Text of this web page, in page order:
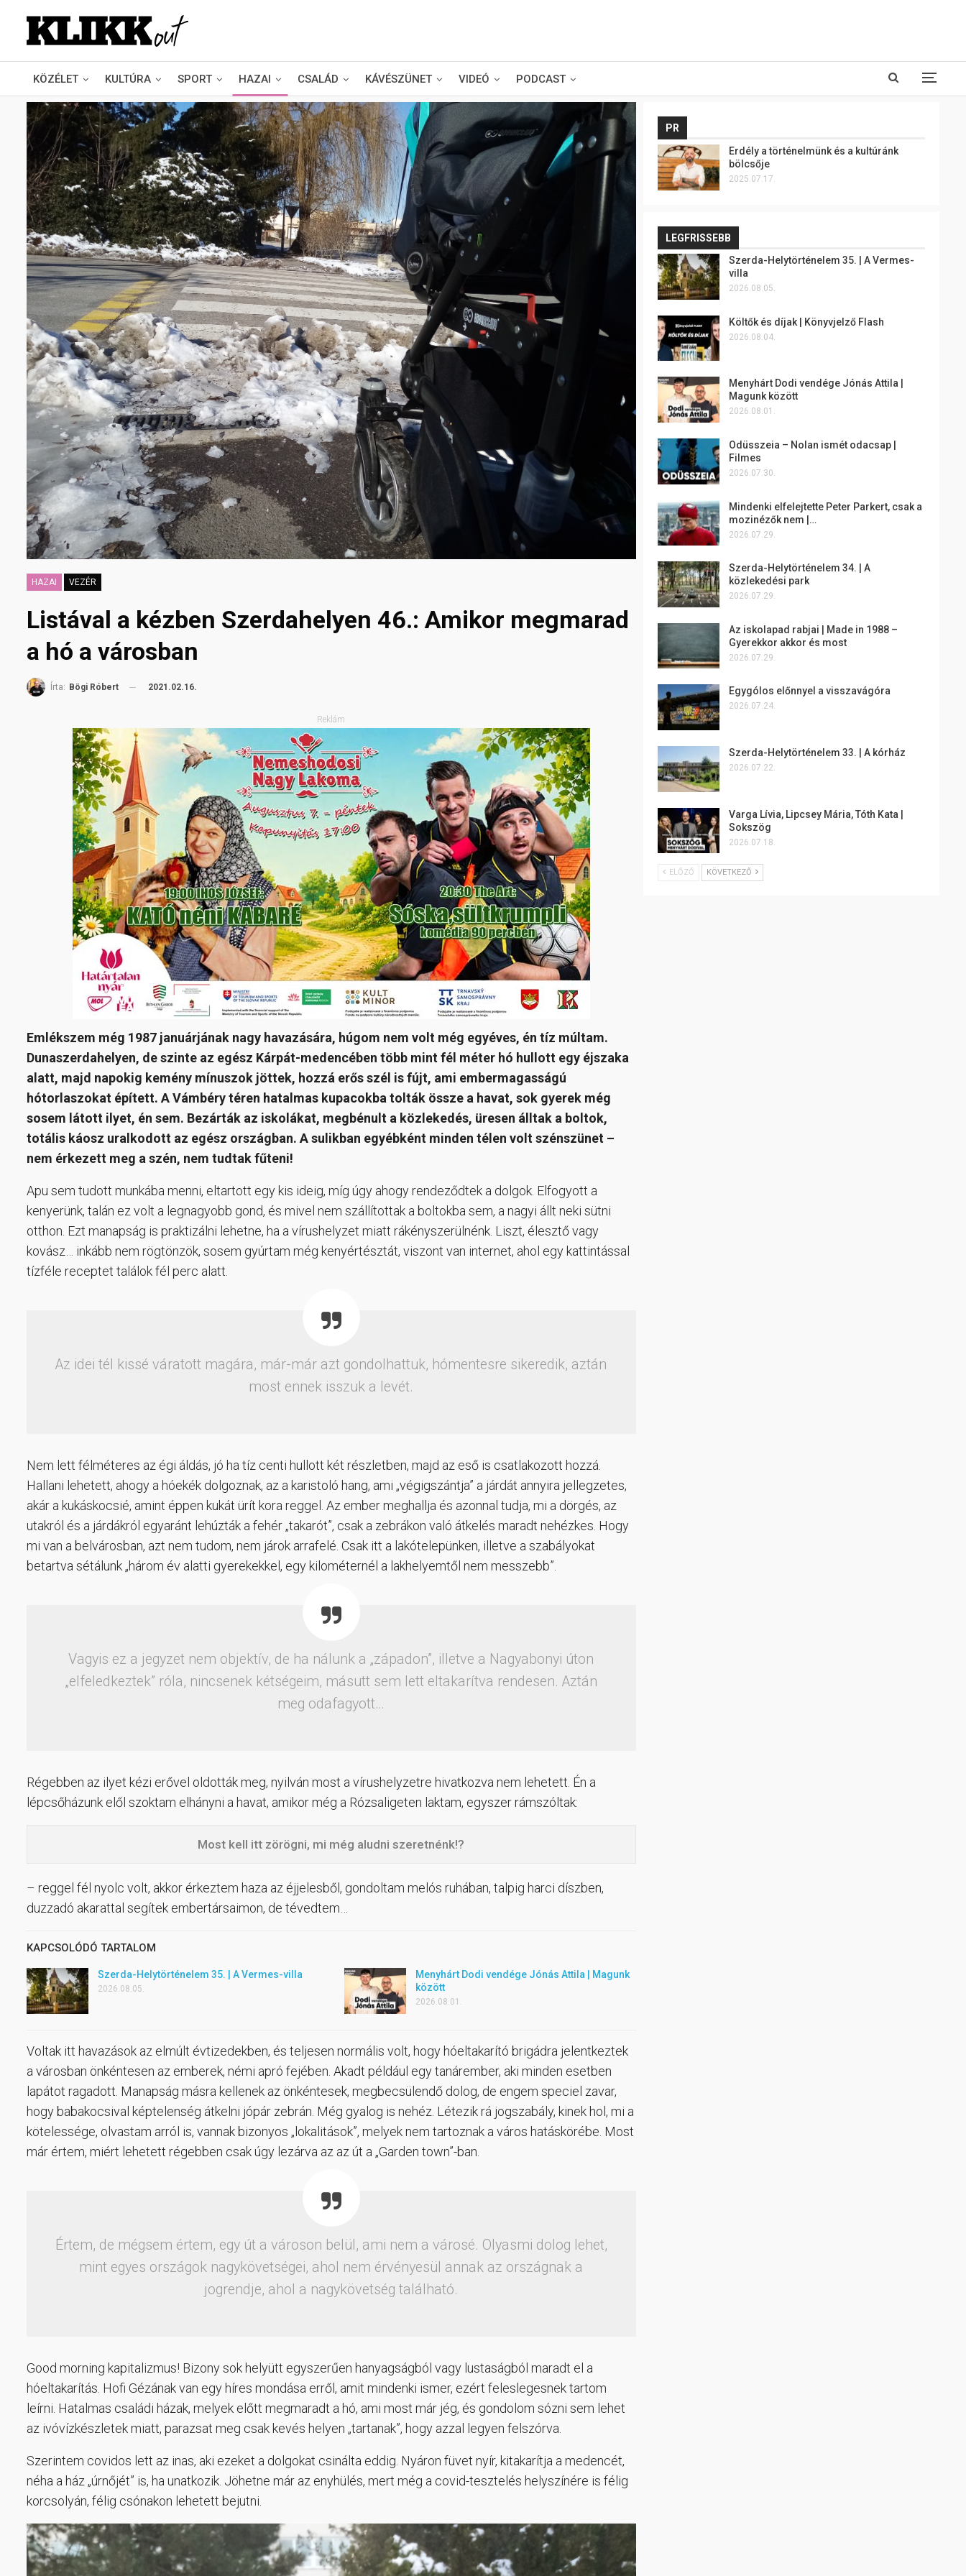
KÖZÉLET KULTÚRA SPORT HAZAI CSALÁD KÁVÉSZÜNET VIDEÓ PODCAST
HAZAI VEZÉR
Listával a kézben Szerdahelyen 46.: Amikor megmarad
a hó a városban
Írta: Bögi Róbert 2021.02.16.
Reklám
Emlékszem még 1987 januárjának nagy havazására, húgom nem volt még egyéves, én tíz múltam.
Dunaszerdahelyen, de szinte az egész Kárpát-medencében több mint fél méter hó hullott egy éjszaka
alatt, majd napokig kemény mínuszok jöttek, hozzá erős szél is fújt, ami embermagasságú
hótorlaszokat épített. A Vámbéry téren hatalmas kupacokba tolták össze a havat, sok gyerek még
sosem látott ilyet, én sem. Bezárták az iskolákat, megbénult a közlekedés, üresen álltak a boltok,
totális káosz uralkodott az egész országban. A sulikban egyébként minden télen volt szénszünet –
nem érkezett meg a szén, nem tudtak fűteni!
Apu sem tudott munkába menni, eltartott egy kis ideig, míg úgy ahogy rendeződtek a dolgok. Elfogyott a
kenyerünk, talán ez volt a legnagyobb gond, és mivel nem szállítottak a boltokba sem, a nagyi állt neki sütni
otthon. Ezt manapság is praktizálni lehetne, ha a vírushelyzet miatt rákényszerülnénk. Liszt, élesztő vagy
kovász… inkább nem rögtönzök, sosem gyúrtam még kenyértésztát, viszont van internet, ahol egy kattintással
tízféle receptet találok fél perc alatt.
Az idei tél kissé váratott magára, már-már azt gondolhattuk, hómentesre sikeredik, aztán
most ennek isszuk a levét.
Nem lett félméteres az égi áldás, jó ha tíz centi hullott két részletben, majd az eső is csatlakozott hozzá.
Hallani lehetett, ahogy a hóekék dolgoznak, az a karistoló hang, ami „végigszántja” a járdát annyira jellegzetes,
akár a kukáskocsié, amint éppen kukát ürít kora reggel. Az ember meghallja és azonnal tudja, mi a dörgés, az
utakról és a járdákról egyaránt lehúzták a fehér „takarót”, csak a zebrákon való átkelés maradt nehézkes. Hogy
mi van a belvárosban, azt nem tudom, nem járok arrafelé. Csak itt a lakótelepünken, illetve a szabályokat
betartva sétálunk „három év alatti gyerekekkel, egy kilométernél a lakhelyemtől nem messzebb”.
Vagyis ez a jegyzet nem objektív, de ha nálunk a „západon”, illetve a Nagyabonyi úton
„elfeledkeztek” róla, nincsenek kétségeim, másutt sem lett eltakarítva rendesen. Aztán
meg odafagyott…
Régebben az ilyet kézi erővel oldották meg, nyilván most a vírushelyzetre hivatkozva nem lehetett. Én a
lépcsőházunk elől szoktam elhányni a havat, amikor még a Rózsaligeten laktam, egyszer rámszóltak:
Most kell itt zörögni, mi még aludni szeretnénk!?
– reggel fél nyolc volt, akkor érkeztem haza az éjjelesből, gondoltam melós ruhában, talpig harci díszben,
duzzadó akarattal segítek embertársaimon, de tévedtem…
KAPCSOLÓDÓ TARTALOM
Szerda-Helytörténelem 35. | A Vermes-villa
2026.08.05.
Menyhárt Dodi vendége Jónás Attila | Magunk
között
2026.08.01.
Voltak itt havazások az elmúlt évtizedekben, és teljesen normális volt, hogy hóeltakarító brigádra jelentkeztek
a városban önkéntesen az emberek, némi apró fejében. Akadt például egy tanárember, aki minden esetben
lapátot ragadott. Manapság másra kellenek az önkéntesek, megbecsülendő dolog, de engem speciel zavar,
hogy babakocsival képtelenség átkelni jópár zebrán. Még gyalog is nehéz. Létezik rá jogszabály, kinek hol, mi a
kötelessége, olvastam arról is, vannak bizonyos „lokalitások”, melyek nem tartoznak a város hatáskörébe. Most
már értem, miért lehetett régebben csak úgy lezárva az az út a „Garden town”-ban.
Értem, de mégsem értem, egy út a városon belül, ami nem a városé. Olyasmi dolog lehet,
mint egyes országok nagykövetségei, ahol nem érvényesül annak az országnak a
jogrendje, ahol a nagykövetség található.
Good morning kapitalizmus! Bizony sok helyütt egyszerűen hanyagságból vagy lustaságból maradt el a
hóeltakarítás. Hofi Gézának van egy híres mondása erről, amit mindenki ismer, ezért feleslegesnek tartom
leírni. Hatalmas családi házak, melyek előtt megmaradt a hó, ami most már jég, és gondolom sózni sem lehet
az ivóvízkészletek miatt, parazsat meg csak kevés helyen „tartanak”, hogy azzal legyen felszórva.
Szerintem covidos lett az inas, aki ezeket a dolgokat csinálta eddig. Nyáron füvet nyír, kitakarítja a medencét,
néha a ház „úrnőjét” is, ha unatkozik. Jöhetne már az enyhülés, mert még a covid-tesztelés helyszínére is félig
korcsolyán, félig csónakon lehetett bejutni.
PR
Erdély a történelmünk és a kultúránk
bölcsője
2025.07.17.
LEGFRISSEBB
Szerda-Helytörténelem 35. | A Vermes-
villa
2026.08.05.
Költők és díjak | Könyvjelző Flash
2026.08.04.
Menyhárt Dodi vendége Jónás Attila |
Magunk között
2026.08.01.
Odüsszeia – Nolan ismét odacsap |
Filmes
2026.07.30.
Mindenki elfelejtette Peter Parkert, csak a
mozinézők nem |…
2026.07.29.
Szerda-Helytörténelem 34. | A
közlekedési park
2026.07.29.
Az iskolapad rabjai | Made in 1988 –
Gyerekkor akkor és most
2026.07.29.
Egygólos előnnyel a visszavágóra
2026.07.24.
Szerda-Helytörténelem 33. | A kórház
2026.07.22.
Varga Lívia, Lipcsey Mária, Tóth Kata |
Sokszög
2026.07.18.
ELŐZŐ KÖVETKEZŐ